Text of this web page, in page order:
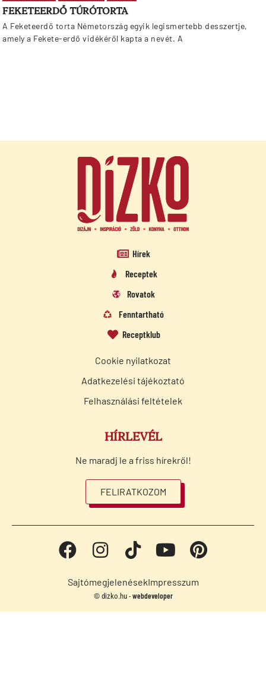
FEKETEERDŐ TÚRÓTORTA
A Feketeerdő torta Németország egyik legismertebb desszertje,
amely a Fekete-erdő vidékéről kapta a nevét. A
Hírek
Receptek
Rovatok
Fenntartható
Receptklub
Cookie nyilatkozat
Adatkezelési tájékoztató
Felhasználási feltételek
HÍRLEVÉL
Ne maradj le a friss hírekről!
FELIRATKOZOM
SajtómegjelenésekImpresszum
© dizko.hu - webdeveloper